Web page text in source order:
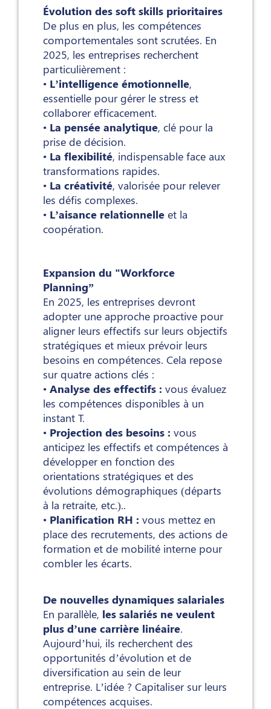
Évolution des soft skills prioritaires
De plus en plus, les compétences
comportementales sont scrutées. En
2025, les entreprises recherchent
particulièrement :
• L’intelligence émotionnelle,
essentielle pour gérer le stress et
collaborer efficacement.
• La pensée analytique, clé pour la
prise de décision.
• La flexibilité, indispensable face aux
transformations rapides.
• La créativité, valorisée pour relever
les défis complexes.
• L’aisance relationnelle et la
coopération.
Expansion du "Workforce
Planning”
En 2025, les entreprises devront
adopter une approche proactive pour
aligner leurs effectifs sur leurs objectifs
stratégiques et mieux prévoir leurs
besoins en compétences. Cela repose
sur quatre actions clés :
• Analyse des effectifs : vous évaluez
les compétences disponibles à un
instant T.
• Projection des besoins : vous
anticipez les effectifs et compétences à
développer en fonction des
orientations stratégiques et des
évolutions démographiques (départs
à la retraite, etc.)..
• Planification RH : vous mettez en
place des recrutements, des actions de
formation et de mobilité interne pour
combler les écarts.
De nouvelles dynamiques salariales
En parallèle, les salariés ne veulent
plus d’une carrière linéaire.
Aujourd’hui, ils recherchent des
opportunités d’évolution et de
diversification au sein de leur
entreprise. L’idée ? Capitaliser sur leurs
compétences acquises.